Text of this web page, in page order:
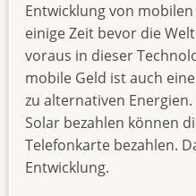
Entwicklung von
einige Zeit bevor die
voraus in dieser
mobile Geld ist auch
zu alternativen
Solar bezahlen können
Telefonkarte bezahlen.
Entwicklung.